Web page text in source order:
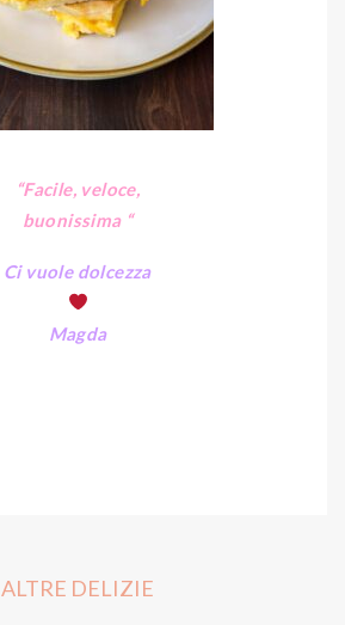
“Facile, veloce,
buonissima “
Ci vuole dolcezza
Magda
ALTRE DELIZIE